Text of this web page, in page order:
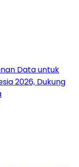
Data untuk
2026, Dukung